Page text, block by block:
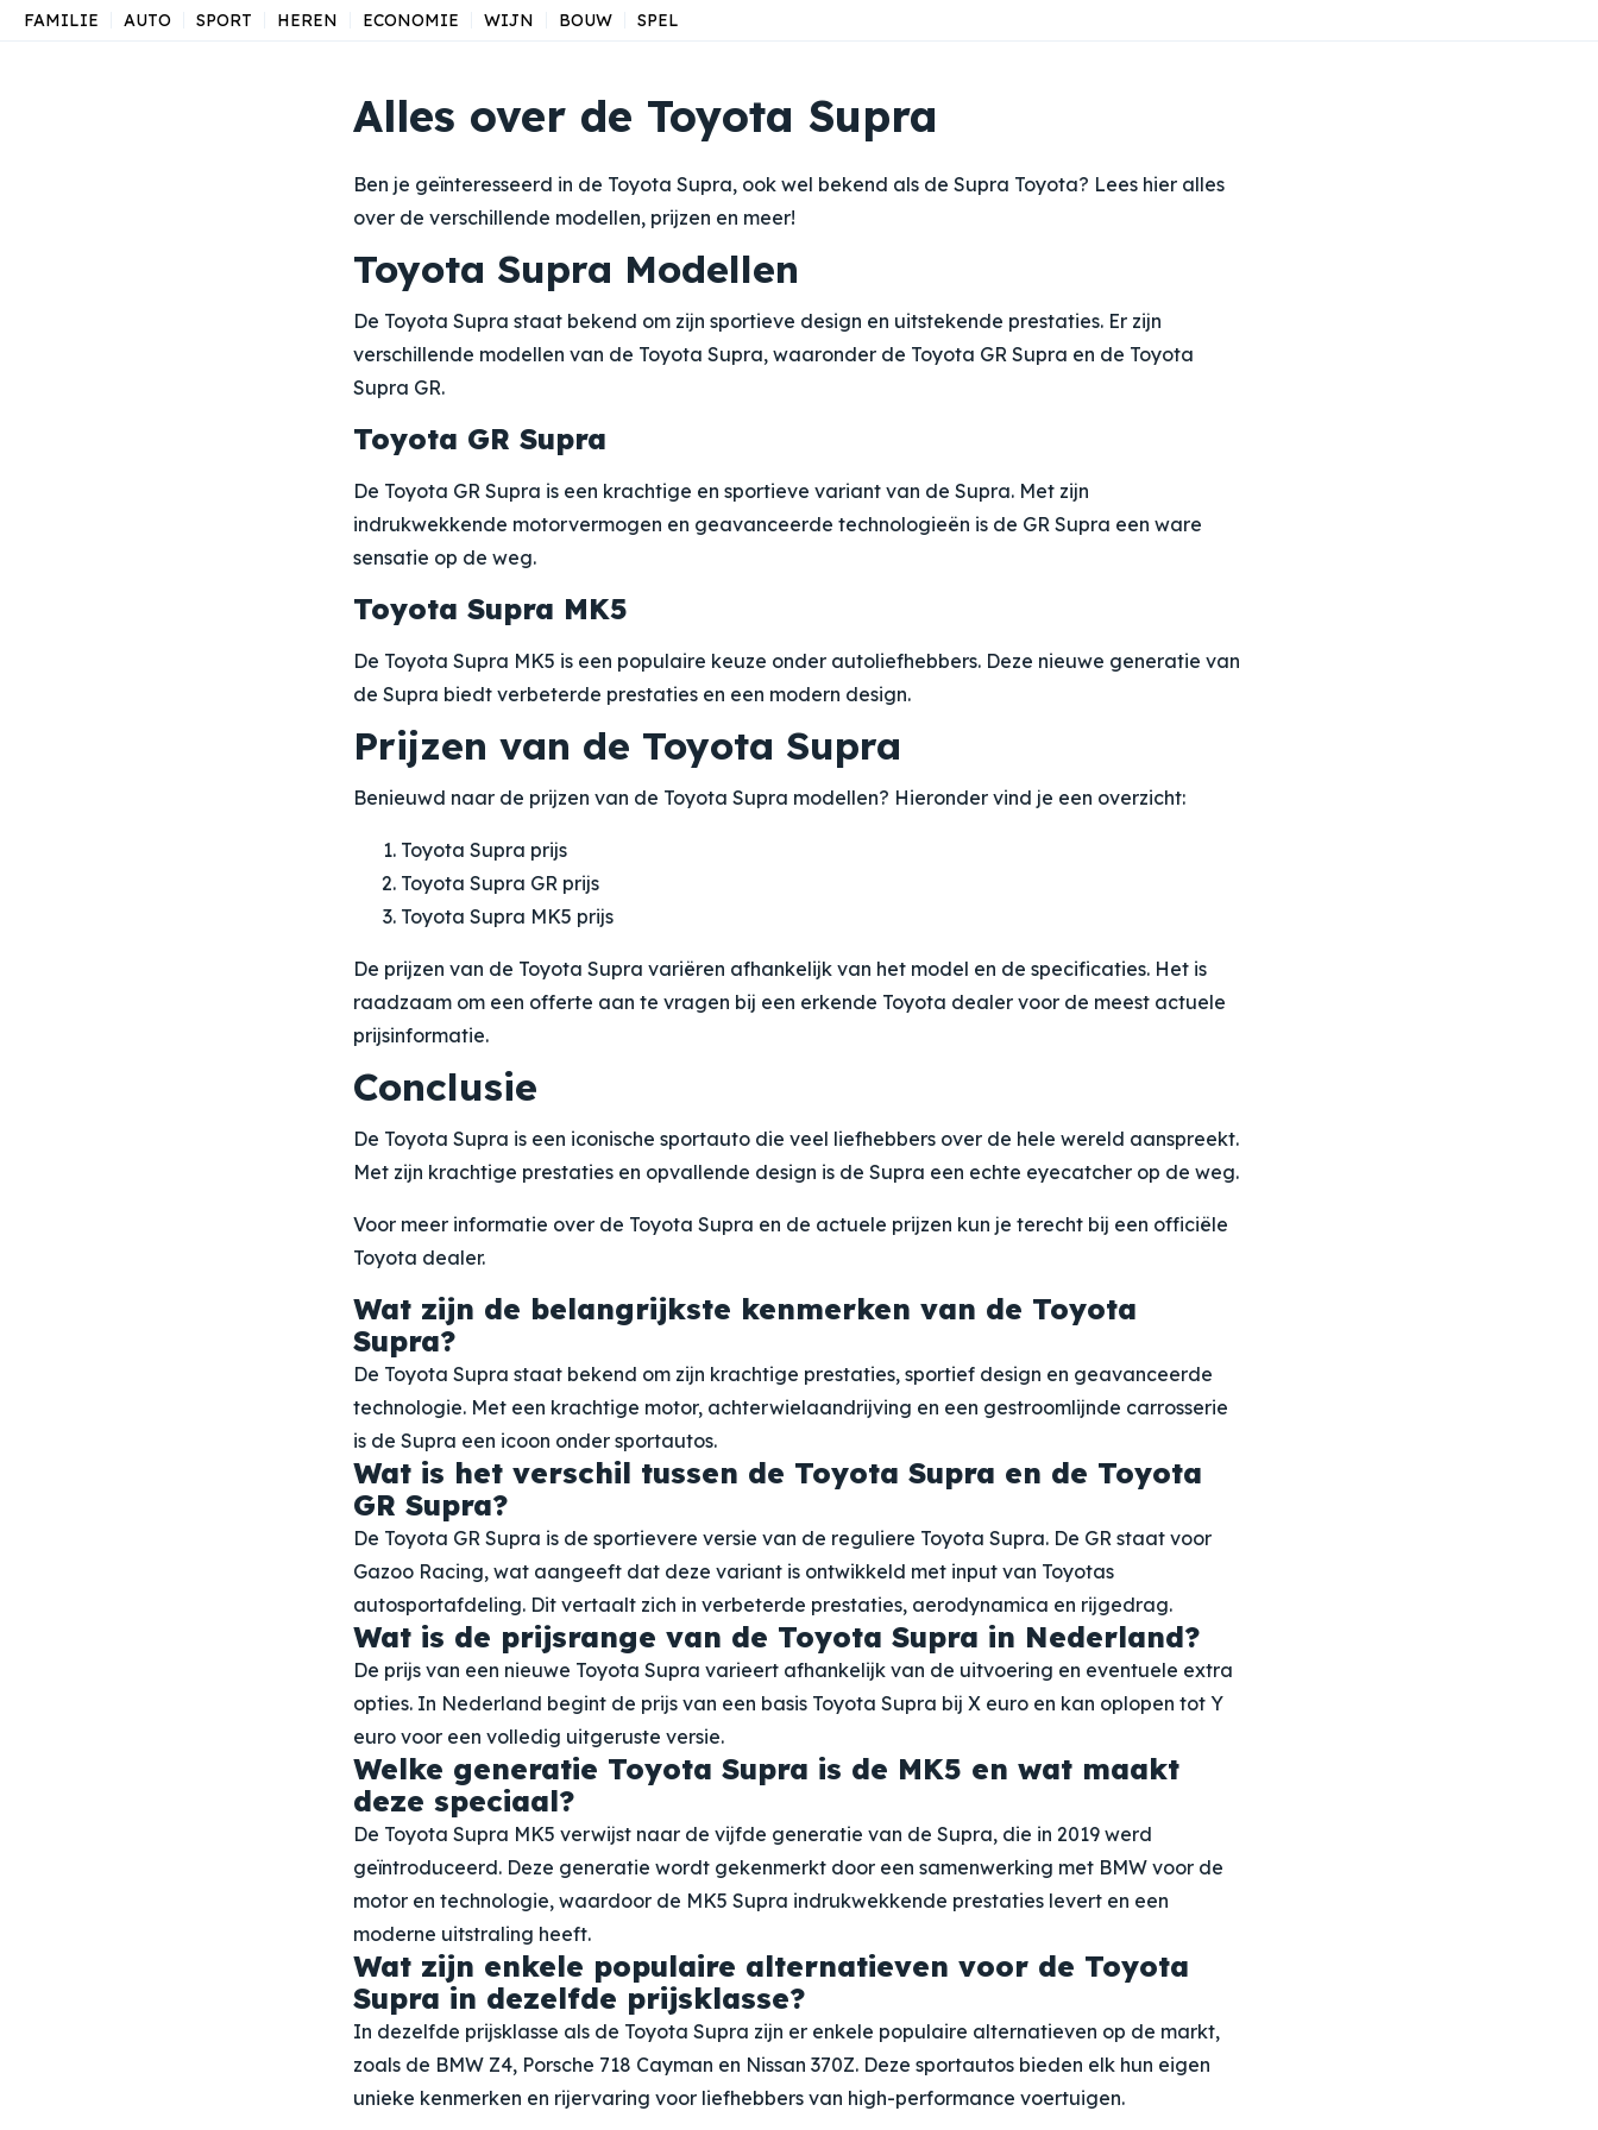
FAMILIE AUTO SPORT HEREN ECONOMIE WIJN BOUW SPEL
Alles over de Toyota Supra
Ben je geïnteresseerd in de Toyota Supra, ook wel bekend als de Supra Toyota? Lees hier alles
over de verschillende modellen, prijzen en meer!
Toyota Supra Modellen
De Toyota Supra staat bekend om zijn sportieve design en uitstekende prestaties. Er zijn
verschillende modellen van de Toyota Supra, waaronder de Toyota GR Supra en de Toyota
Supra GR.
Toyota GR Supra
De Toyota GR Supra is een krachtige en sportieve variant van de Supra. Met zijn
indrukwekkende motorvermogen en geavanceerde technologieën is de GR Supra een ware
sensatie op de weg.
Toyota Supra MK5
De Toyota Supra MK5 is een populaire keuze onder autoliefhebbers. Deze nieuwe generatie van
de Supra biedt verbeterde prestaties en een modern design.
Prijzen van de Toyota Supra
Benieuwd naar de prijzen van de Toyota Supra modellen? Hieronder vind je een overzicht:
Toyota Supra prijs
Toyota Supra GR prijs
Toyota Supra MK5 prijs
De prijzen van de Toyota Supra variëren afhankelijk van het model en de specificaties. Het is
raadzaam om een offerte aan te vragen bij een erkende Toyota dealer voor de meest actuele
prijsinformatie.
Conclusie
De Toyota Supra is een iconische sportauto die veel liefhebbers over de hele wereld aanspreekt.
Met zijn krachtige prestaties en opvallende design is de Supra een echte eyecatcher op de weg.
Voor meer informatie over de Toyota Supra en de actuele prijzen kun je terecht bij een officiële
Toyota dealer.
Wat zijn de belangrijkste kenmerken van de Toyota
Supra?
De Toyota Supra staat bekend om zijn krachtige prestaties, sportief design en geavanceerde
technologie. Met een krachtige motor, achterwielaandrijving en een gestroomlijnde carrosserie
is de Supra een icoon onder sportautos.
Wat is het verschil tussen de Toyota Supra en de Toyota
GR Supra?
De Toyota GR Supra is de sportievere versie van de reguliere Toyota Supra. De GR staat voor
Gazoo Racing, wat aangeeft dat deze variant is ontwikkeld met input van Toyotas
autosportafdeling. Dit vertaalt zich in verbeterde prestaties, aerodynamica en rijgedrag.
Wat is de prijsrange van de Toyota Supra in Nederland?
De prijs van een nieuwe Toyota Supra varieert afhankelijk van de uitvoering en eventuele extra
opties. In Nederland begint de prijs van een basis Toyota Supra bij X euro en kan oplopen tot Y
euro voor een volledig uitgeruste versie.
Welke generatie Toyota Supra is de MK5 en wat maakt
deze speciaal?
De Toyota Supra MK5 verwijst naar de vijfde generatie van de Supra, die in 2019 werd
geïntroduceerd. Deze generatie wordt gekenmerkt door een samenwerking met BMW voor de
motor en technologie, waardoor de MK5 Supra indrukwekkende prestaties levert en een
moderne uitstraling heeft.
Wat zijn enkele populaire alternatieven voor de Toyota
Supra in dezelfde prijsklasse?
In dezelfde prijsklasse als de Toyota Supra zijn er enkele populaire alternatieven op de markt,
zoals de BMW Z4, Porsche 718 Cayman en Nissan 370Z. Deze sportautos bieden elk hun eigen
unieke kenmerken en rijervaring voor liefhebbers van high-performance voertuigen.